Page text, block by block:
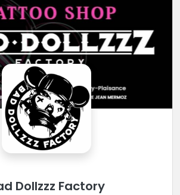
Dollzzz Factory